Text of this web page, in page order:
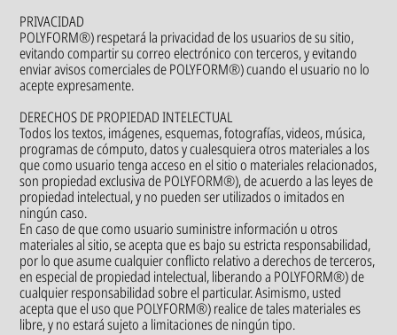
PRIVACIDAD
POLYFORM®) respetará la privacidad de los usuarios de su sitio,
evitando compartir su correo electrónico con terceros, y evitando
enviar avisos comerciales de POLYFORM®) cuando el usuario no lo
acepte expresamente.
DERECHOS DE PROPIEDAD INTELECTUAL
Todos los textos, imágenes, esquemas, fotografías, videos, música,
programas de cómputo, datos y cualesquiera otros materiales a los
que como usuario tenga acceso en el sitio o materiales relacionados,
son propiedad exclusiva de POLYFORM®), de acuerdo a las leyes de
propiedad intelectual, y no pueden ser utilizados o imitados en
ningún caso.
En caso de que como usuario suministre información u otros
materiales al sitio, se acepta que es bajo su estricta responsabilidad,
por lo que asume cualquier conflicto relativo a derechos de terceros,
en especial de propiedad intelectual, liberando a POLYFORM®) de
cualquier responsabilidad sobre el particular. Asimismo, usted
acepta que el uso que POLYFORM®) realice de tales materiales es
libre, y no estará sujeto a limitaciones de ningún tipo.